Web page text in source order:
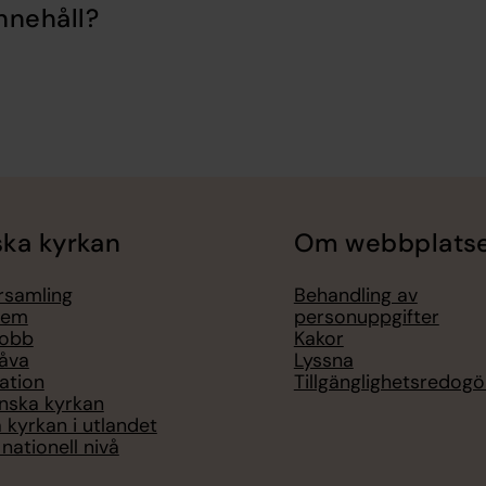
kyrkan
kyrkan
kyrkan i utlandet
nivå
Om
Behandling av
personuppgifter
Kakor
Lyssna